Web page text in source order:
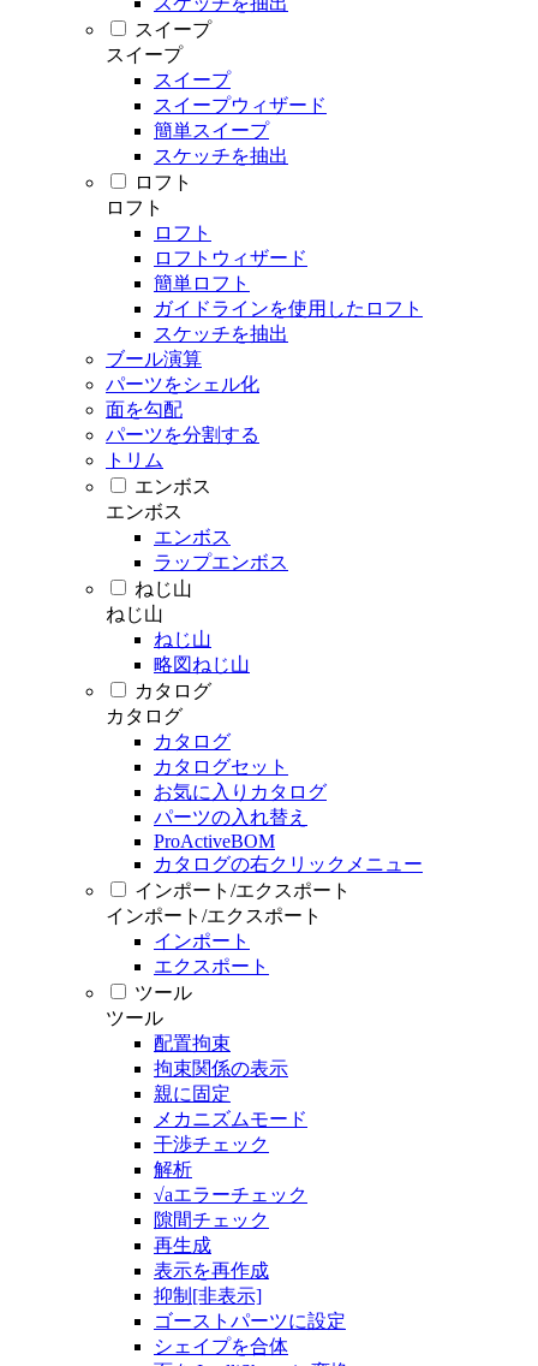
スイープ
スイープ
スイープ
スイープウィザード
簡単スイープ
スケッチを抽出
ロフト
ロフト
ロフト
ロフトウィザード
簡単ロフト
ガイドラインを使用したロフト
スケッチを抽出
ブール演算
パーツをシェル化
面を勾配
パーツを分割する
トリム
エンボス
エンボス
エンボス
ラップエンボス
ねじ山
ねじ山
ねじ山
略図ねじ山
カタログ
カタログ
カタログ
カタログセット
お気に入りカタログ
パーツの入れ替え
ProActiveBOM
カタログの右クリックメニュー
インポート/エクスポート
インポート/エクスポート
インポート
エクスポート
ツール
ツール
配置拘束
拘束関係の表示
親に固定
メカニズムモード
干渉チェック
解析
√aエラーチェック
隙間チェック
再生成
表示を再作成
抑制[非表示]
ゴーストパーツに設定
シェイプを合体